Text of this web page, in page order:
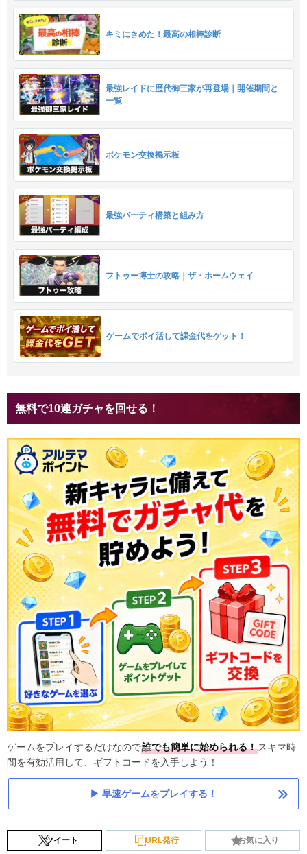
キミにきめた！最高の相棒診断
最強レイドに歴代御三家が再登場｜開催期間と
一覧
ポケモン交換掲示板
最強パーティ構築と組み方
フトゥー博士の攻略｜ザ・ホームウェイ
ゲームでポイ活して課金代をゲット！
無料で10連ガチャを回せる！
ゲームをプレイするだけなので誰でも簡単に始められる！スキマ時
間を有効活用して、ギフトコードを入手しよう！
早速ゲームをプレイする！
ツイート URL発行 お気に入り